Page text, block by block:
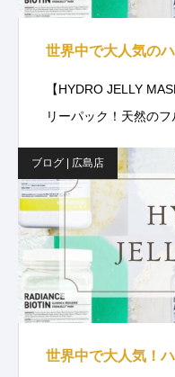
世界中で大人気の
【HYDRO JELLY
リーパック！天然の
ブログ | 広島店
世界中で大人気！